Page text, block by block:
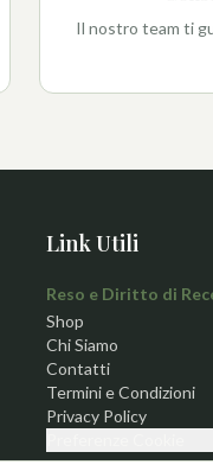
Il nostro team ti
Link Utili
Reso e Diritto di
Shop
Chi Siamo
Contatti
Termini e Condizioni
Privacy Policy